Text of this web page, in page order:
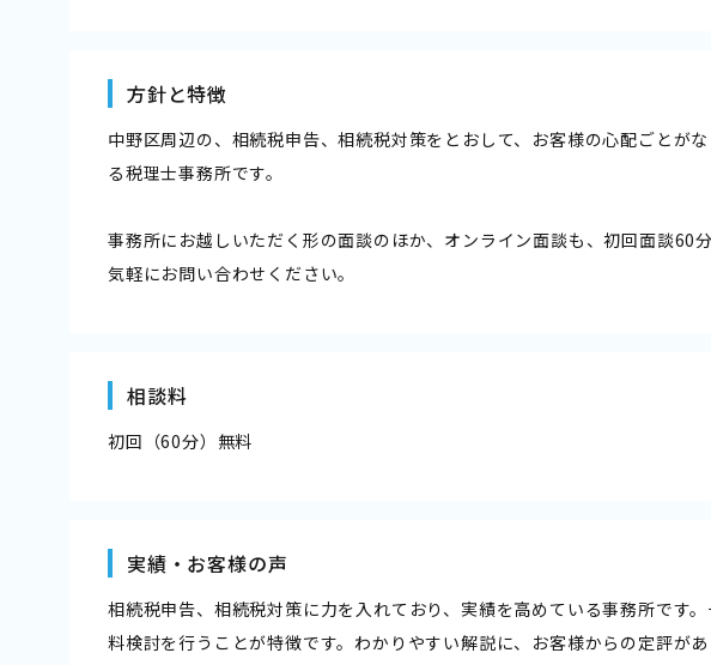
方針と特徴
中野区周辺の、相続税申告、相続税対策をとおして、お客様の心配ごとが
る税理士事務所です。
事務所にお越しいただく形の面談のほか、オンライン面談も、初回面談60
気軽にお問い合わせください。
相談料
初回（60分）無料
実績・お客様の声
相続税申告、相続税対策に力を入れており、実績を高めている事務所です
料検討を行うことが特徴です。わかりやすい解説に、お客様からの定評が